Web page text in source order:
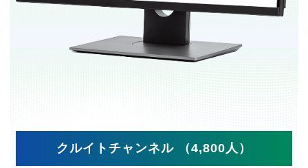
クルイトチャンネル （4,800人）